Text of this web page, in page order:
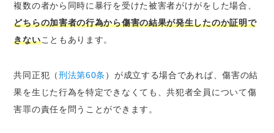
複数の者から同時に暴行を受けた被害者がけがをした場合、
どちらの加害者の行為から傷害の結果が発生したのか証明で
きないこともあります。
共同正犯（刑法第60条 ）が成立する場合であれば、傷害の結
果を生じた行為を特定できなくても、共犯者全員について傷
害罪の責任を問うことができます。